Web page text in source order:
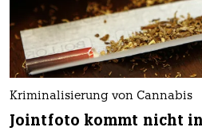
Kriminalisierung von Cannabis
Jointfoto kommt nicht